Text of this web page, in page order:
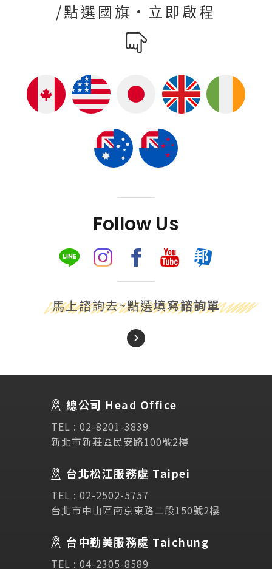
講座活動
Testimonial
Links 相關連結
使用條款 免責聲明 隱私權保護政策
/點選國旗·立即啟程
Follow Us
馬上諮詢去~點選填寫諮詢單
總公司 Head Office
TEL : 02-8201-3839
新北市新莊區民安路100號2樓
台北松江服務處 Taipei
TEL : 02-2502-5757
台北市中山區南京東路二段150號2樓
台中勤美服務處 Taichung
TEL : 04-2305-8589